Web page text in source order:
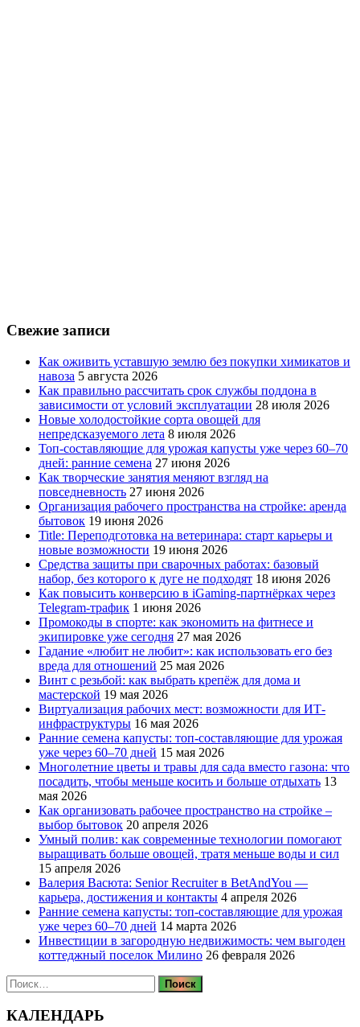
Свежие записи
Как оживить уставшую землю без покупки химикатов и
навоза 5 августа 2026
Как правильно рассчитать срок службы поддона в
зависимости от условий эксплуатации 28 июля 2026
Новые холодостойкие сорта овощей для
непредсказуемого лета 8 июля 2026
Топ-составляющие для урожая капусты уже через 60–70
дней: ранние семена 27 июня 2026
Как творческие занятия меняют взгляд на
повседневность 27 июня 2026
Организация рабочего пространства на стройке: аренда
бытовок 19 июня 2026
Title: Переподготовка на ветеринара: старт карьеры и
новые возможности 19 июня 2026
Средства защиты при сварочных работах: базовый
набор, без которого к дуге не подходят 18 июня 2026
Как повысить конверсию в iGaming-партнёрках через
Telegram-трафик 1 июня 2026
Промокоды в спорте: как экономить на фитнесе и
экипировке уже сегодня 27 мая 2026
Гадание «любит не любит»: как использовать его без
вреда для отношений 25 мая 2026
Винт с резьбой: как выбрать крепёж для дома и
мастерской 19 мая 2026
Виртуализация рабочих мест: возможности для ИТ-
инфраструктуры 16 мая 2026
Ранние семена капусты: топ‑составляющие для урожая
уже через 60–70 дней 15 мая 2026
Многолетние цветы и травы для сада вместо газона: что
посадить, чтобы меньше косить и больше отдыхать 13
мая 2026
Как организовать рабочее пространство на стройке –
выбор бытовок 20 апреля 2026
Умный полив: как современные технологии помогают
выращивать больше овощей, тратя меньше воды и сил
15 апреля 2026
Валерия Васюта: Senior Recruiter в BetAndYou —
карьера, достижения и контакты 4 апреля 2026
Ранние семена капусты: топ‑составляющие для урожая
уже через 60–70 дней 14 марта 2026
Инвестиции в загородную недвижимость: чем выгоден
коттеджный поселок Милино 26 февраля 2026
Найти:
КАЛЕНДАРЬ